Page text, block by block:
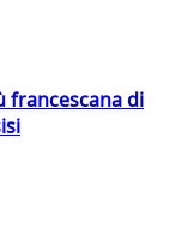
francescana di